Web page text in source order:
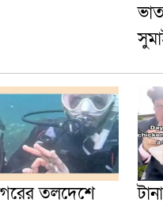
তলদেশে